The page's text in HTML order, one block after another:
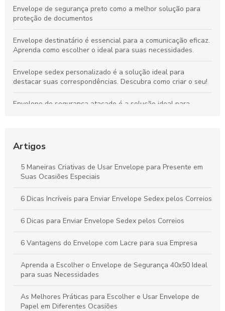
Envelope de segurança preto como a melhor solução para
proteção de documentos
Envelope destinatário é essencial para a comunicação eficaz.
Aprenda como escolher o ideal para suas necessidades.
Envelope sedex personalizado é a solução ideal para
destacar suas correspondências. Descubra como criar o seu!
Envelope de segurança atacado é a solução ideal para
para seus envios
Aprenda a Escolher o Envelope de Segurança 40x50 Ideal
para suas Necessidades
Envelope de segurança inviolável como proteção para
documentos importantes
Artigos
5 Maneiras Criativas de Usar Envelope para Presente em
Suas Ocasiões Especiais
6 Dicas Incríveis para Enviar Envelope Sedex pelos Correios
6 Dicas para Enviar Envelope Sedex pelos Correios
6 Vantagens do Envelope com Lacre para sua Empresa
Aprenda a Escolher o Envelope de Segurança 40x50 Ideal
para suas Necessidades
As Melhores Práticas para Escolher e Usar Envelope de
Papel em Diferentes Ocasiões